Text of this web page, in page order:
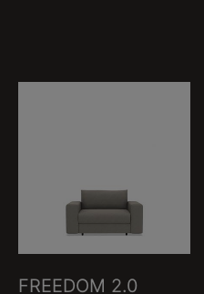
FREEDOM 2.0